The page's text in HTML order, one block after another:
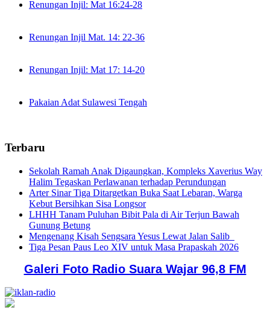
Renungan Injil: Mat 16:24-28
Renungan Injil Mat. 14: 22-36
Renungan Injil: Mat 17: 14-20
Pakaian Adat Sulawesi Tengah
Terbaru
Sekolah Ramah Anak Digaungkan, Kompleks Xaverius Way
Halim Tegaskan Perlawanan terhadap Perundungan
Arter Sinar Tiga Ditargetkan Buka Saat Lebaran, Warga
Kebut Bersihkan Sisa Longsor
LHHH Tanam Puluhan Bibit Pala di Air Terjun Bawah
Gunung Betung
Mengenang Kisah Sengsara Yesus Lewat Jalan Salib
Tiga Pesan Paus Leo XIV untuk Masa Prapaskah 2026
Galeri Foto Radio Suara Wajar 96,8 FM